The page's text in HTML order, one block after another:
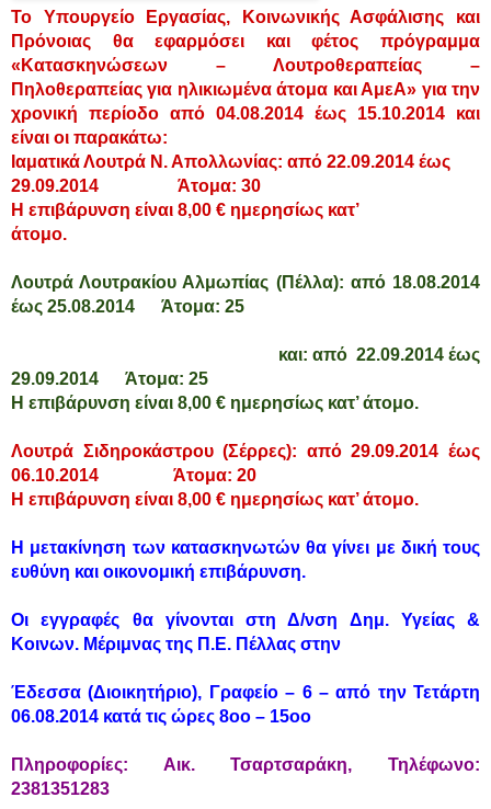
Το Υπουργείο Εργασίας, Κοινωνικής Ασφάλισης και
Πρόνοιας θα εφαρμόσει και φέτος πρόγραμμα
«Κατασκηνώσεων – Λουτροθεραπείας –
Πηλοθεραπείας για ηλικιωμένα άτομα και ΑμεΑ» για την
χρονική περίοδο από 04.08.2014 έως 15.10.2014 και
είναι οι παρακάτω:
Ιαματικά Λουτρά Ν. Απολλωνίας: από 22.09.2014 έως
29.09.2014 Άτομα: 30
Η επιβάρυνση είναι 8,00 € ημερησίως κατ’
άτομο.
Λουτρά Λουτρακίου Αλμωπίας (Πέλλα): από 18.08.2014
έως 25.08.2014 Άτομα: 25
και: από 22.09.2014 έως
29.09.2014 Άτομα: 25
Η επιβάρυνση είναι 8,00 € ημερησίως κατ’ άτομο.
Λουτρά Σιδηροκάστρου (Σέρρες): από 29.09.2014 έως
06.10.2014 Άτομα: 20
Η επιβάρυνση είναι 8,00 € ημερησίως κατ’ άτομο.
Η μετακίνηση των κατασκηνωτών θα γίνει με δική τους
ευθύνη και οικονομική επιβάρυνση.
Οι εγγραφές θα γίνονται στη Δ/νση Δημ. Υγείας &
Κοινων. Μέριμνας της Π.Ε. Πέλλας στην
Έδεσσα (Διοικητήριο), Γραφείο – 6 – από την Τετάρτη
06.08.2014 κατά τις ώρες 8οο – 15οο
Πληροφορίες: Αικ. Τσαρτσαράκη, Τηλέφωνο:
2381351283